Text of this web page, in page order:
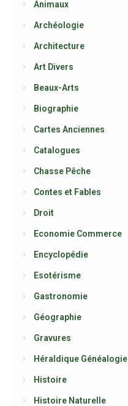
Animaux
Archéologie
Architecture
Art Divers
Beaux-Arts
Biographie
Cartes Anciennes
Catalogues
Chasse Pêche
Contes et Fables
Droit
Economie Commerce
Encyclopédie
Esotérisme
Gastronomie
Géographie
Gravures
Héraldique Généalogie
Histoire
Histoire Naturelle